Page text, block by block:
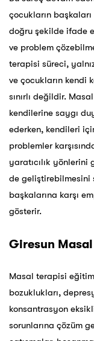
çocukların
doğru şekilde ifade
ve problem
terapisi süreci,
ve çocukların kendi
sınırlı değildir.
kendilerine saygı
ederken, kendileri
problemler
yaratıcılık
de
başkalarına karşı
gösterir.
Giresun
Masal terapisi
bozuklukları,
konsantrasyon
sorunlarına çözüm